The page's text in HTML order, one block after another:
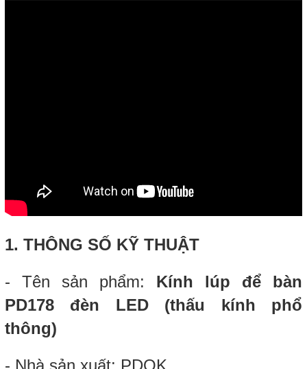
1. THÔNG SỐ KỸ THUẬT
- Tên sản phẩm: Kính lúp để bàn
PD178 đèn LED (thấu kính phổ
thông)
- Nhà sản xuất: PDOK